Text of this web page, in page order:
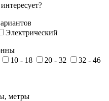
Электрический
10 - 18 20 - 32
32 - 46
метры